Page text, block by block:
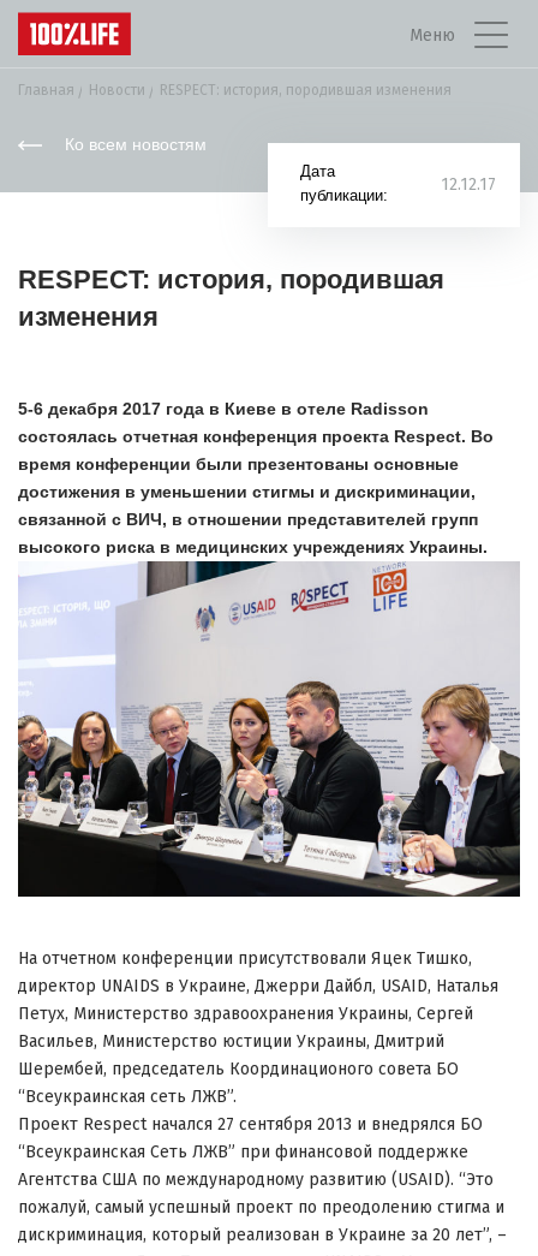
Меню
Главная Новости RESPECT: история, породившая изменения
Ко всем новостям
Дата
публикации:
12.12.17
RESPECT: история, породившая
изменения
5-6 декабря 2017 года в Киеве в отеле Radisson
состоялась отчетная конференция проекта Respect. Во
время конференции были презентованы основные
достижения в уменьшении стигмы и дискриминации,
связанной с ВИЧ, в отношении представителей групп
высокого риска в медицинских учреждениях Украины.
На отчетном конференции присутствовали Яцек Тишко,
директор UNAIDS в Украине, Джерри Дайбл, USAID, Наталья
Петух, Министерство здравоохранения Украины, Сергей
Васильев, Министерство юстиции Украины, Дмитрий
Шерембей, председатель Координационого совета БО
“Всеукраинская сеть ЛЖВ”.
Проект Respect начался 27 сентября 2013 и внедрялся БО
“Всеукраинская Сеть ЛЖВ” при финансовой поддержке
Агентства США по международному развитию (USAID). “Это
пожалуй, самый успешный проект по преодолению стигма и
дискриминация, который реализован в Украине за 20 лет”, –